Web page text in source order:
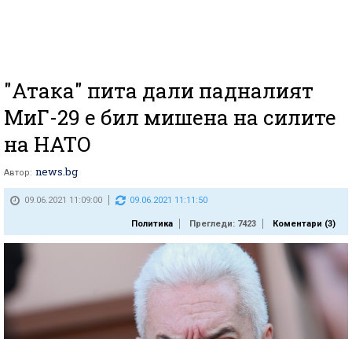
"Атака" пита дали падналият
МиГ-29 е бил мишена на силите
на НАТО
Автор: news.bg
09.06.2021 11:09:00 09.06.2021 11:11:50
Политика Прегледи: 7423 Коментари (3)